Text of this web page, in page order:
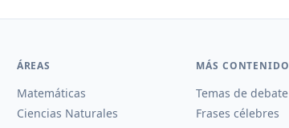
ÁREAS
Matemáticas
Ciencias Naturales
MÁS CONTENIDO
Temas de debate
Frases célebres